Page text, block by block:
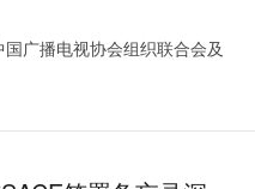
广播电视协会组织联合会及